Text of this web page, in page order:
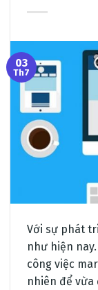
03
Th7
Với sự phát
như hiện
công việc
nhiên để vừa